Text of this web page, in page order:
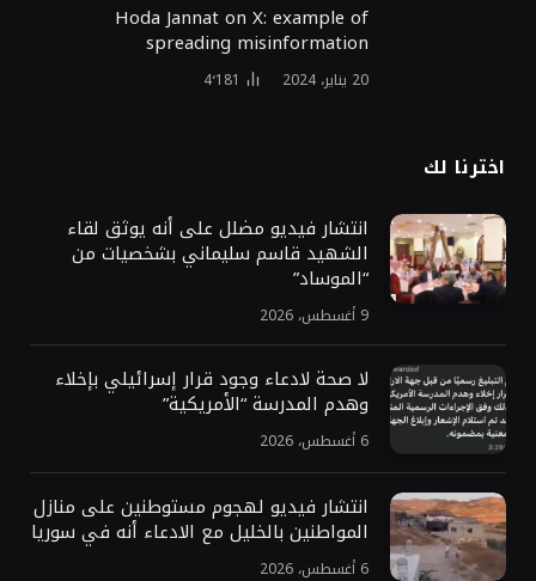
Hoda Jannat on X: example of
spreading misinformation
20 يناير، 2024 4٬181
اخترنا لك
انتشار فيديو مضلل على أنه يوثق لقاء
الشهيد قاسم سليماني بشخصيات من
“الموساد”
9 أغسطس، 2026
لا صحة لادعاء وجود قرار إسرائيلي بإخلاء
وهدم المدرسة “الأمريكية”
6 أغسطس، 2026
انتشار فيديو لهجوم مستوطنين على منازل
المواطنين بالخليل مع الادعاء أنه في سوريا
6 أغسطس، 2026